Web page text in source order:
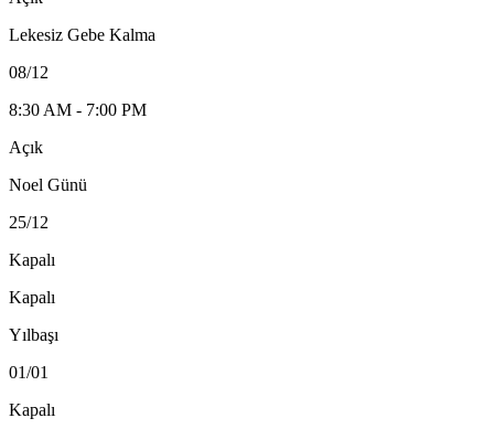
Lekesiz Gebe Kalma
08/12
8:30 AM - 7:00 PM
Açık
Noel Günü
25/12
Kapalı
Kapalı
Yılbaşı
01/01
Kapalı